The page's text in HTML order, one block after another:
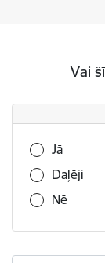
Vai
Vai šī
Jā
Daļēji
Nē